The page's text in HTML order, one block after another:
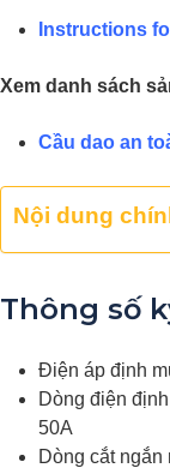
Instructions
Xem danh sách
Cầu dao an
Nội dung
Thông số
Điện áp định
Dòng điện
50A
Dòng cắt ngắn